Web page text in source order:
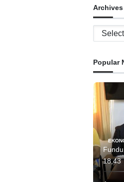
Archives
Archives
Popular
18,43